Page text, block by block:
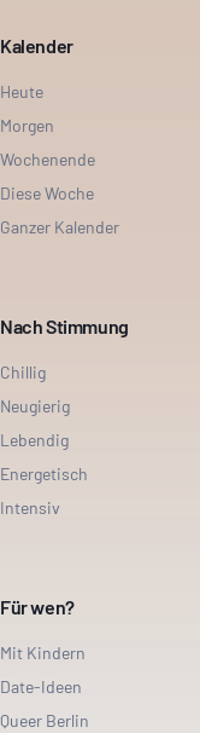
Kalender
Heute
Morgen
Wochenende
Diese Woche
Ganzer Kalender
Nach Stimmung
Chillig
Neugierig
Lebendig
Energetisch
Intensiv
Für wen?
Mit Kindern
Date-Ideen
Queer Berlin